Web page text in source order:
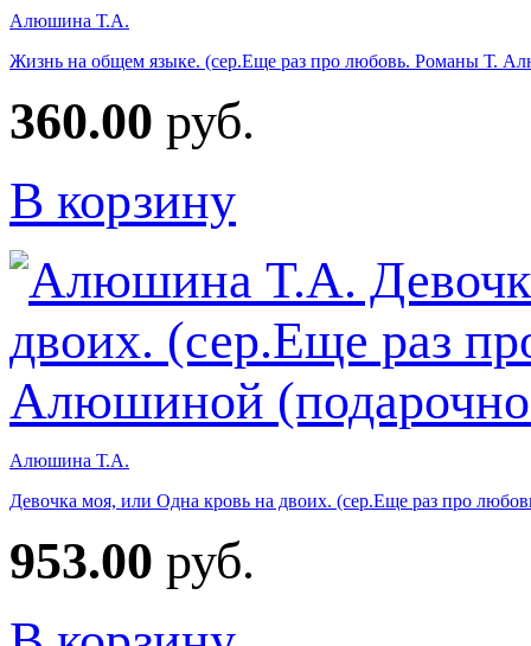
Алюшина Т.А.
Жизнь на общем языке. (сер.Еще раз про любовь. Романы Т.
360.00 руб.
В корзину
Алюшина Т.А.
Девочка моя, или Одна кровь на двоих. (сер.Еще раз про
953.00 руб.